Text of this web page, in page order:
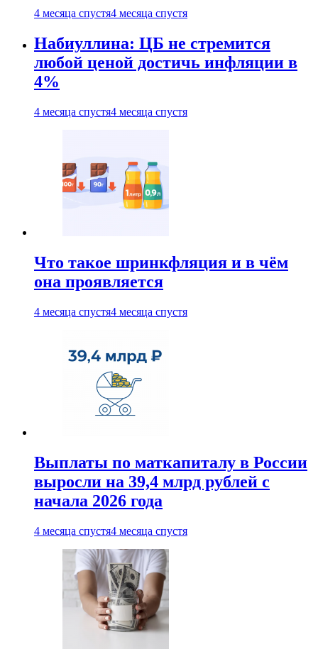
4 месяца спустя4 месяца спустя
Набиуллина: ЦБ не стремится
любой ценой достичь инфляции в
4%
4 месяца спустя4 месяца спустя
Что такое шринкфляция и в чём
она проявляется
4 месяца спустя4 месяца спустя
Выплаты по маткапиталу в России
выросли на 39,4 млрд рублей с
начала 2026 года
4 месяца спустя4 месяца спустя